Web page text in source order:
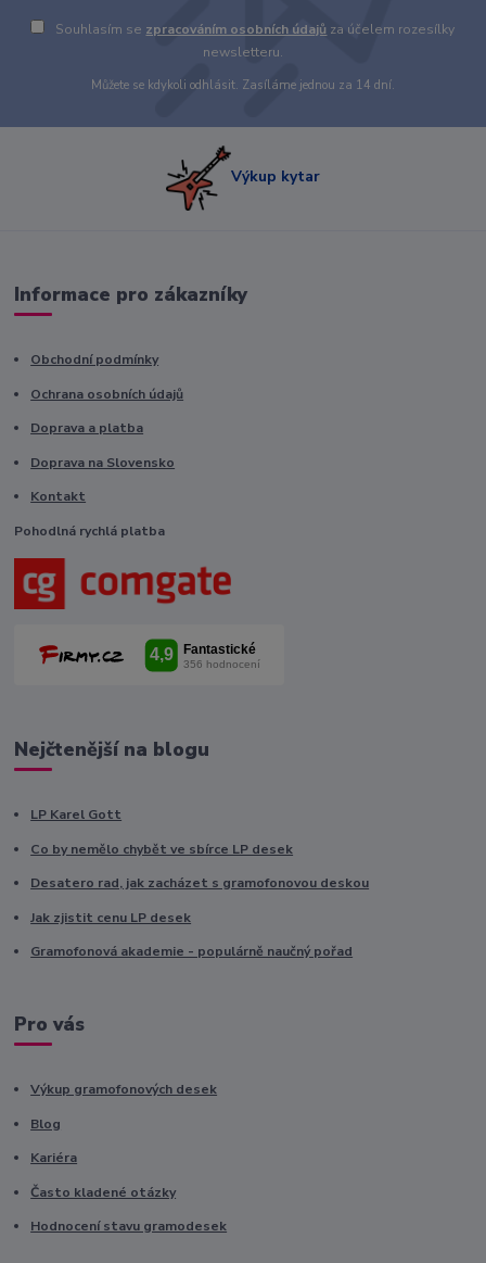
Souhlasím se zpracováním osobních údajů za účelem rozesílky
newsletteru.
Můžete se kdykoli odhlásit. Zasíláme jednou za 14 dní.
Výkup kytar
Informace pro zákazníky
Obchodní podmínky
Ochrana osobních údajů
Doprava a platba
Doprava na Slovensko
Kontakt
Pohodlná rychlá platba
Nejčtenější na blogu
LP Karel Gott
Co by nemělo chybět ve sbírce LP desek
Desatero rad, jak zacházet s gramofonovou deskou
Jak zjistit cenu LP desek
Gramofonová akademie - populárně naučný pořad
Pro vás
Výkup gramofonových desek
Blog
Kariéra
Často kladené otázky
Hodnocení stavu gramodesek